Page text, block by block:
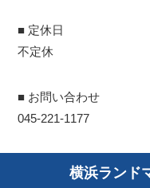
■ 定休日
不定休
■ お問い合わせ
045-221-1177
横浜ランド